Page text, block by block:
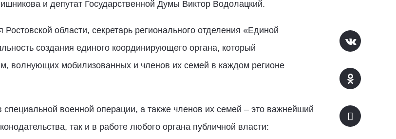
и депутат Государственной Думы Виктор Водолацкий.
области, секретарь регионального отделения «Единой
создания единого координирующего органа, который
волнующих мобилизованных и членов их семей в каждом регионе
военной операции, а также членов их семей – это важнейший
так и в работе любого органа публичной власти: